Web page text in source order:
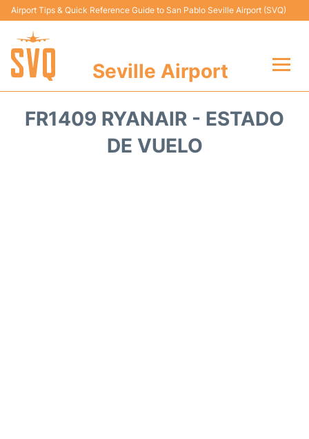
Airport Tips & Quick Reference Guide to San Pablo Seville Airport (SVQ)
Seville Airport
FR1409 RYANAIR - ESTADO
DE VUELO